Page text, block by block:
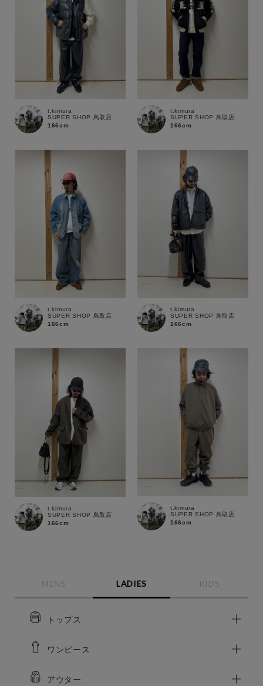
この条件で絞り込む
t.kimura
SUPER SHOP 鳥取店
166cm
t.kimura
SUPER SHOP 鳥取店
166cm
t.kimura
SUPER SHOP 鳥取店
166cm
t.kimura
SUPER SHOP 鳥取店
166cm
t.kimura
SUPER SHOP 鳥取店
166cm
t.kimura
SUPER SHOP 鳥取店
166cm
MENS LADIES KIDS
トップス
ワンピース
アウター